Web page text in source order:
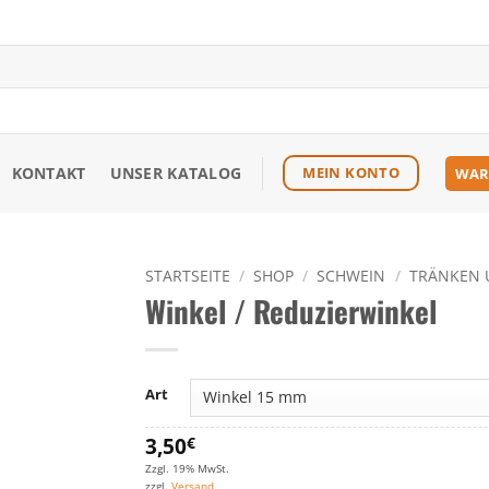
KONTAKT UNSER KATALOG MEIN KONTO
STARTSEITE / SHOP / SCHWEIN / TRÄNKEN
Winkel / Reduzierwinkel
Art
3,50€
Zzgl. 19% MwSt.